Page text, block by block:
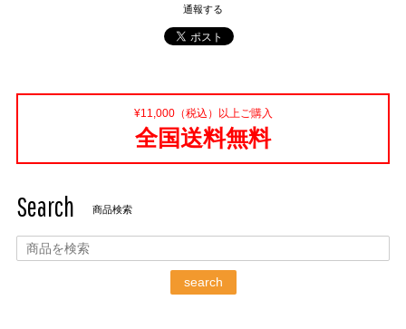
通報する
¥11,000（税込）以上ご購入
全国送料無料
Search 商品検索
search